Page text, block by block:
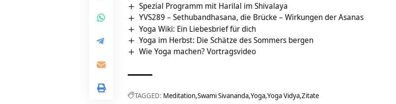
Spezial Programm mit Harilal im Shivalaya
YVS289 – Sethubandhasana, die Brücke – Wirkungen der Asanas
Yoga Wiki: Ein Liebesbrief für dich
Yoga im Herbst: Die Schätze des Sommers bergen
Wie Yoga machen? Vortragsvideo
TAGGED: Meditation Swami Sivananda Yoga Yoga Vidya Zitate